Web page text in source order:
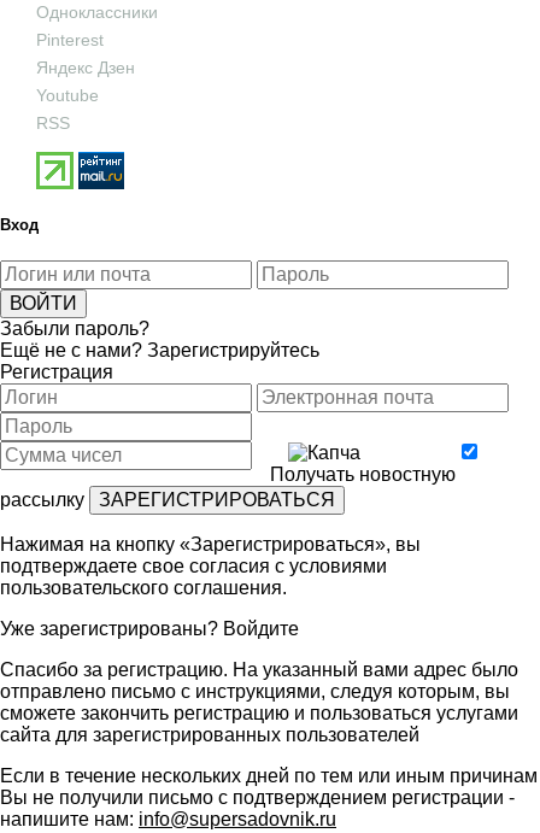
Одноклассники
Pinterest
Яндекс Дзен
Youtube
RSS
Вход
Забыли пароль?
Ещё не с нами? Зарегистрируйтесь
Регистрация
Получать новостную
рассылку
Нажимая на кнопку «Зарегистрироваться», вы
подтверждаете свое согласия с условиями
пользовательского соглашения.
Уже зарегистрированы? Войдите
Спасибо за регистрацию. На указанный вами адрес было
отправлено письмо с инструкциями, следуя которым, вы
сможете закончить регистрацию и пользоваться услугами
сайта для зарегистрированных пользователей
Если в течение нескольких дней по тем или иным причинам
Вы не получили письмо с подтверждением регистрации -
напишите нам: info@supersadovnik.ru